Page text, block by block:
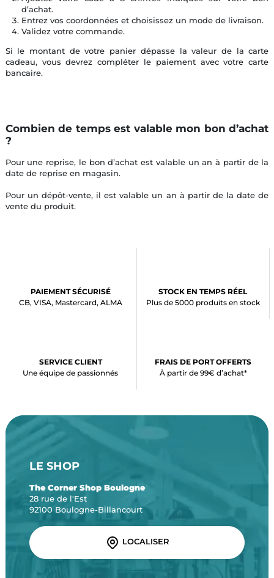
d’achat.
Entrez vos coordonnées et choisissez un mode de livraison.
Validez votre commande.
Si le montant de votre panier dépasse la valeur de la carte
cadeau, vous devrez compléter le paiement avec votre carte
bancaire.
Combien de temps est valable mon bon d’achat
?
Pour une reprise, le bon d’achat est valable un an à partir de la
date de reprise en magasin.
Pour un dépôt-vente, il est valable un an à partir de la date de
vente du produit.
PAIEMENT SÉCURISÉ
CB, VISA, Mastercard, ALMA
STOCK EN TEMPS RÉEL
Plus de 5000 produits en stock
SERVICE CLIENT
Une équipe de passionnés
FRAIS DE PORT OFFERTS
À partir de 99€ d’achat*
LE SHOP
The Corner Shop Boulogne
28 rue de l'Est
92100 Boulogne-Billancourt
LOCALISER